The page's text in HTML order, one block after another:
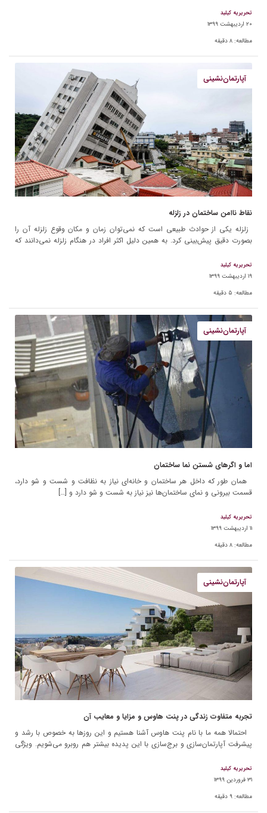
تحریریه کیلید
۲۰ اردیبهشت ۱۳۹۹
مطالعه: ۸ دقیقه
آپارتمان‌نشینی
نقاط نا‌امن ساختمان در زلزله
‌‌‌‌‌‌‌‌ زلزله یکی از حوادث طبیعی است که نمی‌توان زمان و مکان وقوع زلزله آن را
بصورت دقیق پیش‌بینی کرد. به همین دلیل اکثر افراد در هنگام زلزله نمی‌دانند که
تحریریه کیلید
۱۹ اردیبهشت ۱۳۹۹
مطالعه: ۵ دقیقه
آپارتمان‌نشینی
اما و اگرهای شستن نما ساختمان
همان طور که داخل هر ساختمان و خانه‌ای نیاز به نظافت و شست و شو دارد،
قسمت بیرونی و نمای ساختمان‌ها نیز نیاز به شست و شو دارد و […]
تحریریه کیلید
۱۱ اردیبهشت ۱۳۹۹
مطالعه: ۸ دقیقه
آپارتمان‌نشینی
تجربه متفاوت زندگی در پنت هاوس و مزایا و معایب آن
احتمالا همه ما با نام پنت هاوس آشنا هستیم و این روزها به خصوص با رشد و
پیشرفت آپارتمان‌سازی و برج‌سازی با این پدیده بیشتر هم روبرو می‌شویم. ویژگی
تحریریه کیلید
۳۱ فروردین ۱۳۹۹
مطالعه: ۹ دقیقه